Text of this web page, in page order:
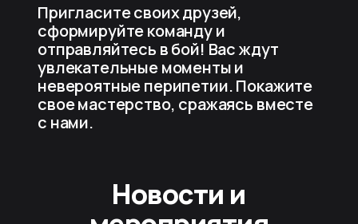
Пригласите своих друзей,
сформируйте команду и
отправляйтесь в бой! Вас ждут
увлекательные моменты и
невероятные перипетии. Покажите
свое мастерство, сражаясь вместе
с нами.
Новости и